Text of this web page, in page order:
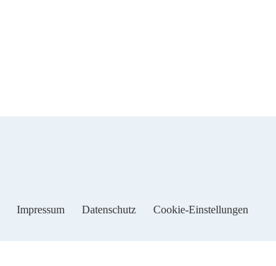
Impressum Datenschutz Cookie-Einstellungen